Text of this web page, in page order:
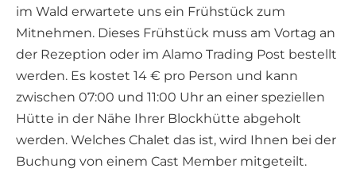
im Wald erwartete uns ein Frühstück zum
Mitnehmen. Dieses Frühstück muss am Vortag an
der Rezeption oder im Alamo Trading Post bestellt
werden. Es kostet 14 € pro Person und kann
zwischen 07:00 und 11:00 Uhr an einer speziellen
Hütte in der Nähe Ihrer Blockhütte abgeholt
werden. Welches Chalet das ist, wird Ihnen bei der
Buchung von einem Cast Member mitgeteilt.